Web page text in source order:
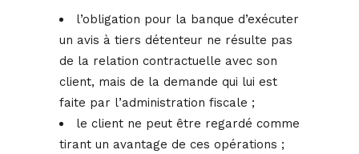
l’obligation pour la banque d’exécuter
un avis à tiers détenteur ne résulte pas
de la relation contractuelle avec son
client, mais de la demande qui lui est
faite par l’administration fiscale ;
le client ne peut être regardé comme
tirant un avantage de ces opérations ;